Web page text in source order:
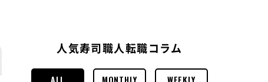
人気寿司職人転職コラム
ALL MONTHLY WEEKLY